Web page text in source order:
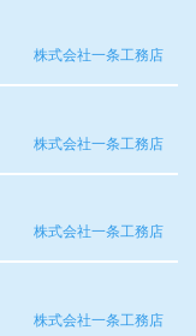
株式会社一条工務店
株式会社一条工務店
株式会社一条工務店
株式会社一条工務店